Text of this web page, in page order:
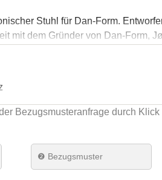
Stuhl für Dan-Form.
mit dem Gründer von Dan-Form,
die den Sitzkomfort erhöht,
Bar-Hockern und Tresenhockern.
Bezugsmusteranfrage durch
❷ Bezugsmuster